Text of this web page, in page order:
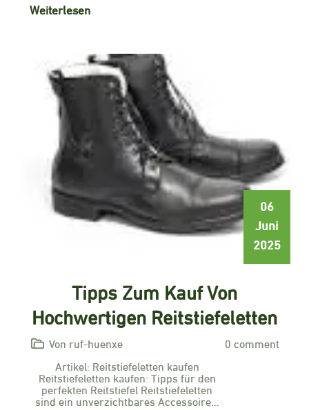
Weiterlesen
06
Juni
2025
Tipps Zum Kauf Von
Hochwertigen Reitstiefeletten
Von ruf-huenxe
0 comment
Artikel: Reitstiefeletten kaufen
Reitstiefeletten kaufen: Tipps für den
perfekten Reitstiefel Reitstiefeletten
sind ein unverzichtbares Accessoire…